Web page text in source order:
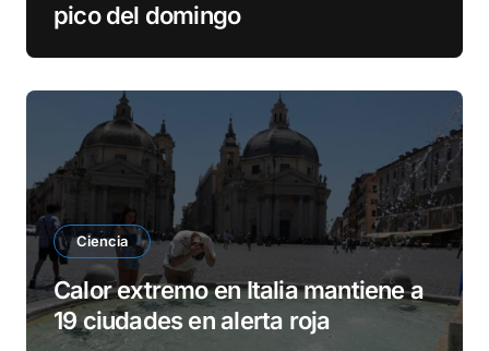
pico del domingo
Ciencia
Calor extremo en Italia mantiene a
19 ciudades en alerta roja